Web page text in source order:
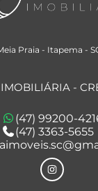
Praia - Itapema -
-
(47) 99200-
(47) 3363-5655